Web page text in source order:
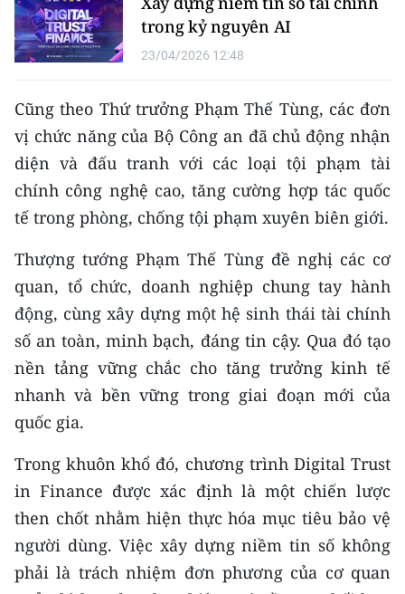
ENGLISH
中文
FRANÇAIS
РУССКИЙ
ESPAÑOL
한국어
trong kỷ nguyên AI
23/04/2026 12:48
Cũng theo Thứ trưởng Phạm Thế Tùng, các đơn
vị chức năng của Bộ Công an đã chủ động nhận
diện và đấu tranh với các loại tội phạm tài
chính công nghệ cao, tăng cường hợp tác quốc
tế trong phòng, chống tội phạm xuyên biên giới.
Thượng tướng Phạm Thế Tùng đề nghị các cơ
quan, tổ chức, doanh nghiệp chung tay hành
động, cùng xây dựng một hệ sinh thái tài chính
số an toàn, minh bạch, đáng tin cậy. Qua đó tạo
nền tảng vững chắc cho tăng trưởng kinh tế
nhanh và bền vững trong giai đoạn mới của
quốc gia.
Trong khuôn khổ đó, chương trình Digital Trust
in Finance được xác định là một chiến lược
then chốt nhằm hiện thực hóa mục tiêu bảo vệ
người dùng. Việc xây dựng niềm tin số không
phải là trách nhiệm đơn phương của cơ quan